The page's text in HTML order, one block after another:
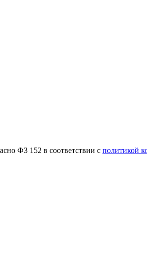
ФЗ 152 в соответствии с политикой